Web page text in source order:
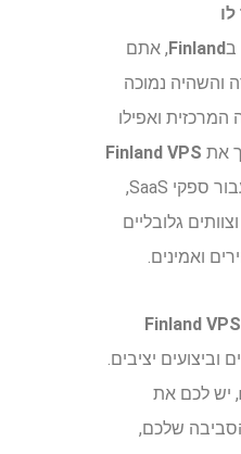
בFinland, אתם
והשהיה נמוכה
המרכזית ואפילו
את Finland VPS
שלנו לבחירה מצוינת עבור ספקי SaaS,
גלובליים
ואמינים.
Finland VPS
וביצועים יציבים.
עם גישה מלאה ל-root, יש לכם את
שלכם,